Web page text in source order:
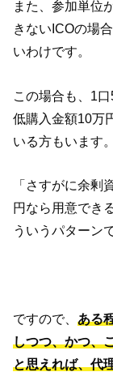
また、参加単位
きないICOの場
いわけです。
この場合も、1
低購入金額10万
いる方もいます。
「さすがに余
円なら用意でき
ういうパターン
ですので、 ある
しつつ、かつ、
と思えれば、代